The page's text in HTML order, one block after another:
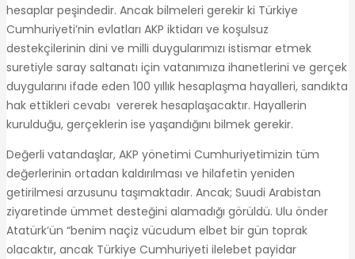
hesaplar peşindedir. Ancak bilmeleri gerekir ki Türkiye
Cumhuriyeti’nin evlatları AKP iktidarı ve koşulsuz
destekçilerinin dini ve milli duygularımızı istismar etmek
suretiyle saray saltanatı için vatanımıza ihanetlerini ve gerçek
duygularını ifade eden 100 yıllık hesaplaşma hayalleri, sandıkta
hak ettikleri cevabı vererek hesaplaşacaktır. Hayallerin
kurulduğu, gerçeklerin ise yaşandığını bilmek gerekir.
Değerli vatandaşlar, AKP yönetimi Cumhuriyetimizin tüm
değerlerinin ortadan kaldırılması ve hilafetin yeniden
getirilmesi arzusunu taşımaktadır. Ancak; Suudi Arabistan
ziyaretinde ümmet desteğini alamadığı görüldü. Ulu önder
Atatürk’ün “benim naçiz vücudum elbet bir gün toprak
olacaktır, ancak Türkiye Cumhuriyeti ilelebet payidar